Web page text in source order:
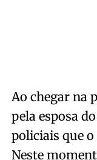
Ao chegar na
pela esposa
policiais que
Neste